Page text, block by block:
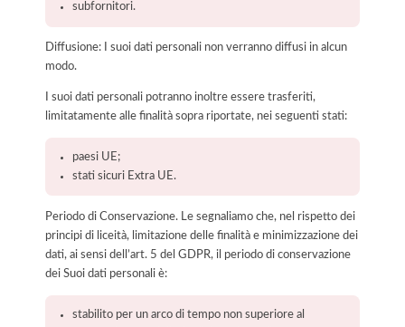
subfornitori.
Diffusione: I suoi dati personali non verranno diffusi in alcun
modo.
I suoi dati personali potranno inoltre essere trasferiti,
limitatamente alle finalità sopra riportate, nei seguenti stati:
paesi UE;
stati sicuri Extra UE.
Periodo di Conservazione. Le segnaliamo che, nel rispetto dei
principi di liceità, limitazione delle finalità e minimizzazione dei
dati, ai sensi dell’art. 5 del GDPR, il periodo di conservazione
dei Suoi dati personali è:
stabilito per un arco di tempo non superiore al